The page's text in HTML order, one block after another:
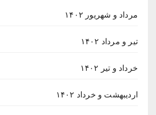
مرداد و شهریور ۱۴۰۲
تیر و مرداد ۱۴۰۲
خرداد و تیر ۱۴۰۲
اردیبهشت و خرداد ۱۴۰۲